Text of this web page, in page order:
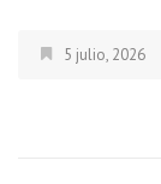
5 julio, 2026